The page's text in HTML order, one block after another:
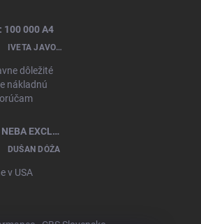
100 000 A4
IVETA JAVORKOVÁ KAMHALOVÁ
dôležité
nákladnú
SLOVENSKO Z NEBA EXCLUSIVE II. VYDANIE
DUŠAN DÓŽA
v USA